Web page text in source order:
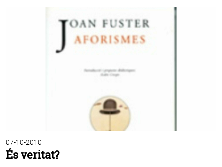
07-10-2010
És veritat?